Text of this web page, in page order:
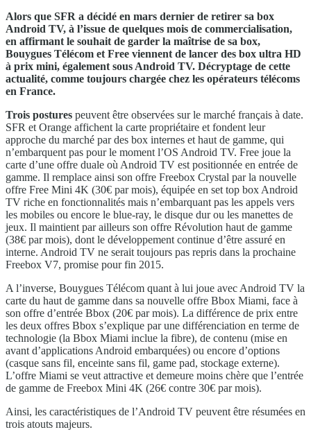
Alors que SFR a décidé en mars dernier de retirer sa box
Android TV, à l’issue de quelques mois de commercialisation,
en affirmant le souhait de garder la maîtrise de sa box,
Bouygues Télécom et Free viennent de lancer des box ultra HD
à prix mini, également sous Android TV. Décryptage de cette
actualité, comme toujours chargée chez les opérateurs télécoms
en France.
Trois postures peuvent être observées sur le marché français à date.
SFR et Orange affichent la carte propriétaire et fondent leur
approche du marché par des box internes et haut de gamme, qui
n’embarquent pas pour le moment l’OS Android TV. Free joue la
carte d’une offre duale où Android TV est positionnée en entrée de
gamme. Il remplace ainsi son offre Freebox Crystal par la nouvelle
offre Free Mini 4K (30€ par mois), équipée en set top box Android
TV riche en fonctionnalités mais n’embarquant pas les appels vers
les mobiles ou encore le blue-ray, le disque dur ou les manettes de
jeux. Il maintient par ailleurs son offre Révolution haut de gamme
(38€ par mois), dont le développement continue d’être assuré en
interne. Android TV ne serait toujours pas repris dans la prochaine
Freebox V7, promise pour fin 2015.
A l’inverse, Bouygues Télécom quant à lui joue avec Android TV la
carte du haut de gamme dans sa nouvelle offre Bbox Miami, face à
son offre d’entrée Bbox (20€ par mois). La différence de prix entre
les deux offres Bbox s’explique par une différenciation en terme de
technologie (la Bbox Miami inclue la fibre), de contenu (mise en
avant d’applications Android embarquées) ou encore d’options
(casque sans fil, enceinte sans fil, game pad, stockage externe).
L’offre Miami se veut attractive et demeure moins chère que l’entrée
de gamme de Freebox Mini 4K (26€ contre 30€ par mois).
Ainsi, les caractéristiques de l’Android TV peuvent être résumées en
trois atouts majeurs.